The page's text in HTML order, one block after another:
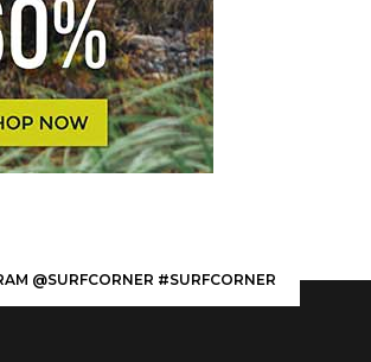
@SURFCORNER #SURFCORNER